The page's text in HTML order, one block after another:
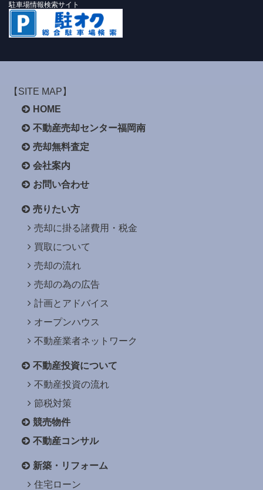
駐車場情報検索サイト
【SITE MAP】
HOME
不動産売却センター福岡南
売却無料査定
会社案内
お問い合わせ
売りたい方
売却に掛る諸費用・税金
買取について
売却の流れ
売却の為の広告
計画とアドバイス
オープンハウス
不動産業者ネットワーク
不動産投資について
不動産投資の流れ
節税対策
競売物件
不動産コンサル
新築・リフォーム
住宅ローン